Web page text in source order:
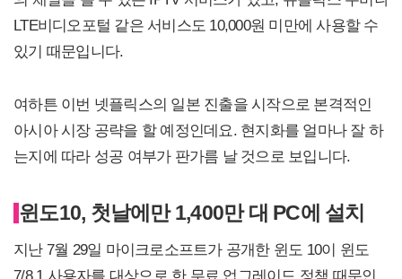
LTE비디오포털 같은 서비스도 10,000원 미만에 사용할 수
있기 때문입니다.
여하튼 이번 넷플릭스의 일본 진출을 시작으로 본격적인
아시아 시장 공략을 할 예정인데요. 현지화를 얼마나 잘 하
는지에 따라 성공 여부가 판가름 날 것으로 보입니다.
윈도10, 첫날에만 1,400만 대 PC에 설치
지난 7월 29일 마이크로소프트가 공개한 윈도 10이 윈도